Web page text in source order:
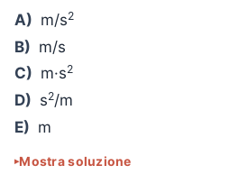
A) m/s2
B) m/s
C) m·s2
D) s2/m
E) m
Mostra soluzione